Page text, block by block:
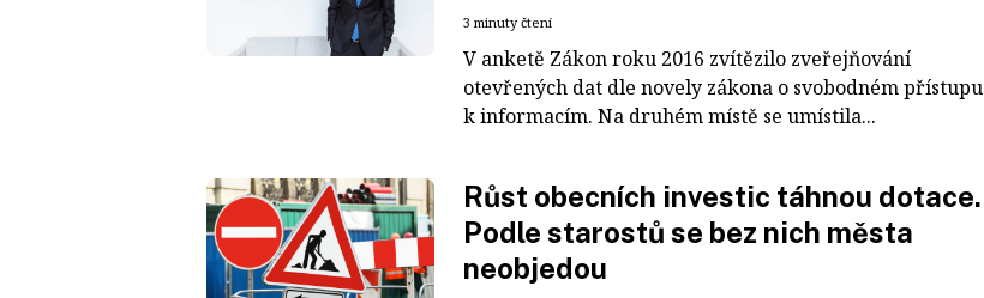
3 minuty čtení
V anketě Zákon roku 2016 zvítězilo zveřejňování
otevřených dat dle novely zákona o svobodném přístupu
k informacím. Na druhém místě se umístila...
Růst obecních investic táhnou dotace.
Podle starostů se bez nich města
neobjedou